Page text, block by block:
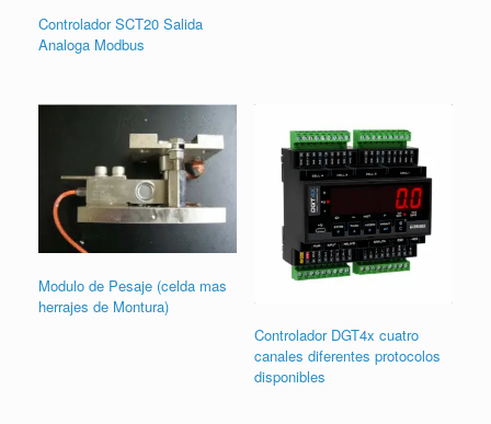
Controlador SCT20 Salida
Analoga Modbus
Modulo de Pesaje (celda mas
herrajes de Montura)
Controlador DGT4x cuatro
canales diferentes protocolos
disponibles